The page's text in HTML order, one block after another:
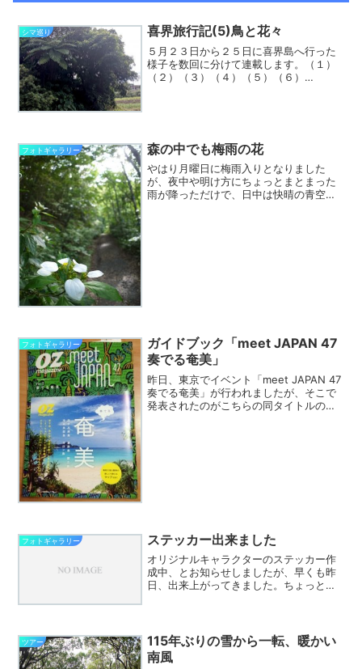
シマ巡り 喜界旅行記(5)鳥と花々
５月２３日から２５日に喜界島へ行った
様子を数回に分けて連載します。（１）
（２）（３）（４）（５）（６）
フォトギャラリー 森の中でも梅雨の花
やはり月曜日に梅雨入りとなりました
が、夜中や明け方にちょっとまとまった
雨が降っただけで、日中は快晴の青空に
フォトギャラリー
ガイドブック「meet JAPAN 47
奏でる奄美」
昨日、東京でイベント「meet JAPAN 47
奏でる奄美」が行われましたが、そこで
発表されたのがこちらの同タイトルのガ
フォトギャラリー ステッカー出来ました
オリジナルキャラクターのステッカー作
成中、とお知らせしましたが、早くも昨
日、出来上がってきました。ちょっとわ
枚105円。4枚セット...
ツアー
115年ぶりの雪から一転、暖かい
南風